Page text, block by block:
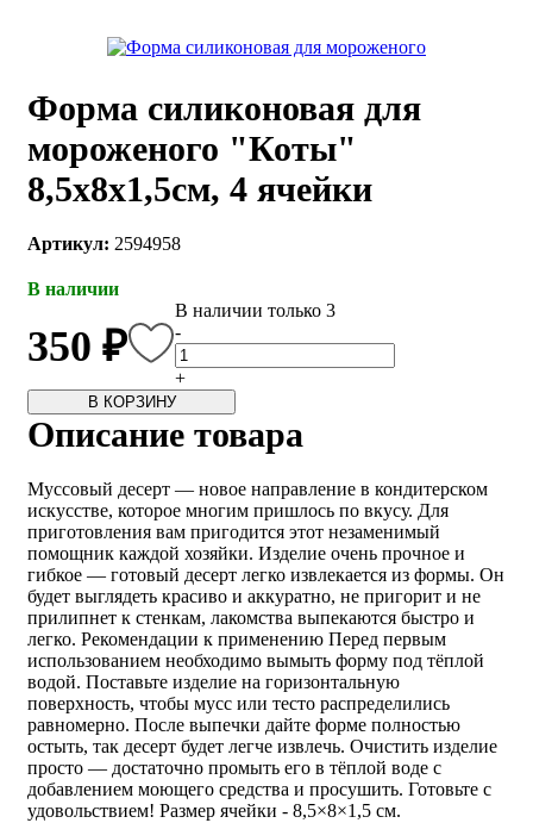
Форма силиконовая для
мороженого "Коты"
8,5х8х1,5см, 4 ячейки
Артикул: 2594958
В наличии
350 ₽
В наличии только 3
-
+
В КОРЗИНУ
Описание товара
Муссовый десерт — новое направление в кондитерском
искусстве, которое многим пришлось по вкусу. Для
приготовления вам пригодится этот незаменимый
помощник каждой хозяйки. Изделие очень прочное и
гибкое — готовый десерт легко извлекается из формы. Он
будет выглядеть красиво и аккуратно, не пригорит и не
прилипнет к стенкам, лакомства выпекаются быстро и
легко. Рекомендации к применению Перед первым
использованием необходимо вымыть форму под тёплой
водой. Поставьте изделие на горизонтальную
поверхность, чтобы мусс или тесто распределились
равномерно. После выпечки дайте форме полностью
остыть, так десерт будет легче извлечь. Очистить изделие
просто — достаточно промыть его в тёплой воде с
добавлением моющего средства и просушить. Готовьте с
удовольствием! Размер ячейки - 8,5×8×1,5 см.